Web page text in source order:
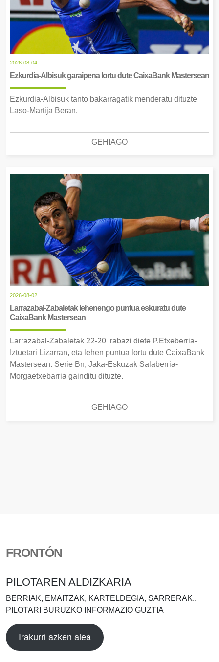
2026-08-04
Ezkurdia-Albisuk garaipena lortu dute CaixaBank Mastersean
Ezkurdia-Albisuk tanto bakarragatik menderatu dituzte
Laso-Martija Beran.
GEHIAGO
2026-08-02
Larrazabal-Zabaletak lehenengo puntua eskuratu dute
CaixaBank Mastersean
Larrazabal-Zabaletak 22-20 irabazi diete P.Etxeberria-
Iztuetari Lizarran, eta lehen puntua lortu dute CaixaBank
Mastersean. Serie Bn, Jaka-Eskuzak Salaberria-
Morgaetxebarria gainditu dituzte.
GEHIAGO
FRONTÓN
PILOTAREN ALDIZKARIA
BERRIAK, EMAITZAK, KARTELDEGIA, SARRERAK..
PILOTARI BURUZKO INFORMAZIO GUZTIA
Irakurri azken alea